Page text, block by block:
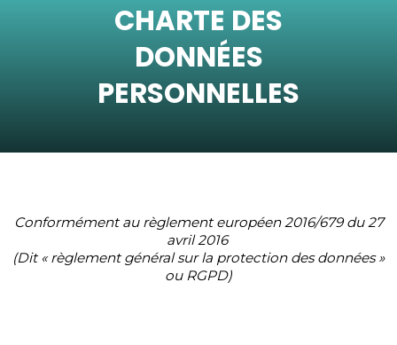
CHARTE DES
DONNÉES
PERSONNELLES
Conformément au règlement européen 2016/679 du 27
avril 2016
(Dit « règlement général sur la protection des données »
ou RGPD)